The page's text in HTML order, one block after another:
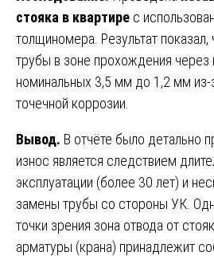
стояка в квартире с
толщиномера. Результат показал,
трубы в зоне прохождения через
номинальных 3,5 мм до 1,2 мм из-
точечной коррозии.
Вывод. В отчёте было детально
износ является следствием
эксплуатации (более 30 лет) и
замены трубы со стороны УК.
точки зрения зона отвода от
арматуры (крана) принадлежит